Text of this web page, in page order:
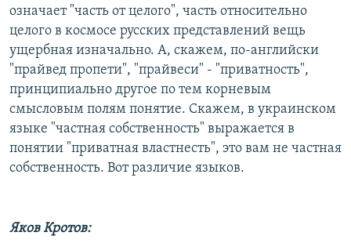
означает "часть от целого", часть относительно
целого в космосе русских представлений вещь
ущербная изначально. А, скажем, по-английски
"прайвед пропети", "прайвеси" - "приватность",
принципиально другое по тем корневым
смысловым полям понятие. Скажем, в украинском
языке "частная собственность" выражается в
понятии "приватная властнесть", это вам не частная
собственность. Вот различие языков.
Яков Кротов: